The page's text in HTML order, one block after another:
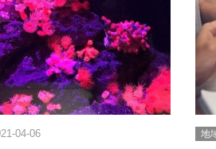
04-06 地